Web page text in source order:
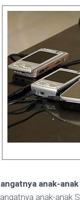
anak-
anak-anak